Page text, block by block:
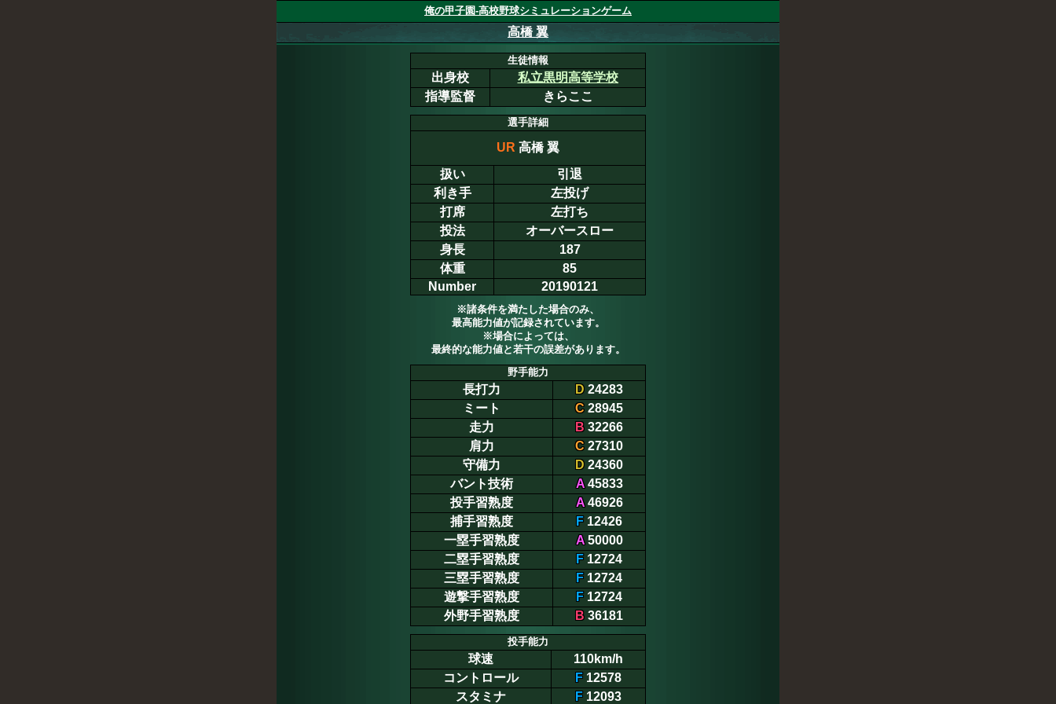
俺の甲子園-高校野球シミュレーションゲーム
高橋 翼
生徒情報
出身校
私立黒明高等学校
指導監督
きらここ
選手詳細
UR 高橋 翼
扱い
引退
利き手
左投げ
打席
左打ち
投法
オーバースロー
身長
187
体重
85
Number
20190121
※諸条件を満たした場合のみ、
最高能力値が記録されています。
※場合によっては、
最終的な能力値と若干の誤差があります。
野手能力
長打力 D 24283
ミート
C 28945
走力
B 32266
肩力
C 27310
守備力
D 24360
バント技術
A45833
投手習熟度
A46926
捕手習熟度
F 12426
一塁手習熟度
A50000
二塁手習熟度
F 12724
三塁手習熟度
F 12724
遊撃手習熟度
F 12724
外野手習熟度
B 36181
投手能力
球速
110km/h
コントロール
F 12578
スタミナ
F 12093